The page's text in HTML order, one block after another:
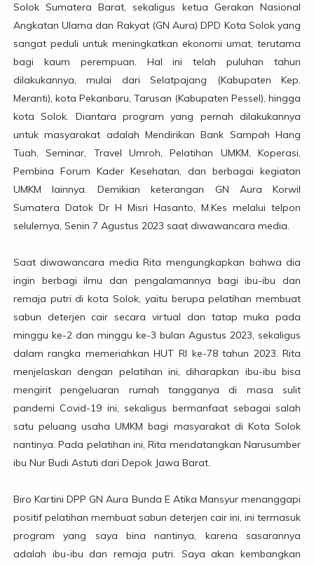
Solok Sumatera Barat, sekaligus ketua Gerakan Nasional
Angkatan Ulama dan Rakyat (GN Aura) DPD Kota Solok yang
sangat peduli untuk meningkatkan ekonomi umat, terutama
bagi kaum perempuan. Hal ini telah puluhan tahun
dilakukannya, mulai dari Selatpajang (Kabupaten Kep.
Meranti), kota Pekanbaru, Tarusan (Kabupaten Pessel), hingga
kota Solok. Diantara program yang pernah dilakukannya
untuk masyarakat adalah Mendirikan Bank Sampah Hang
Tuah, Seminar, Travel Umroh, Pelatihan UMKM, Koperasi,
Pembina Forum Kader Kesehatan, dan berbagai kegiatan
UMKM lainnya. Demikian keterangan GN Aura Korwil
Sumatera Datok Dr H Misri Hasanto, M.Kes melalui telpon
selulernya, Senin 7 Agustus 2023 saat diwawancara media.
Saat diwawancara media Rita mengungkapkan bahwa dia
ingin berbagi ilmu dan pengalamannya bagi ibu-ibu dan
remaja putri di kota Solok, yaitu berupa pelatihan membuat
sabun deterjen cair secara virtual dan tatap muka pada
minggu ke-2 dan minggu ke-3 bulan Agustus 2023, sekaligus
dalam rangka memeriahkan HUT RI ke-78 tahun 2023. Rita
menjelaskan dengan pelatihan ini, diharapkan ibu-ibu bisa
mengirit pengeluaran rumah tangganya di masa sulit
pandemi Covid-19 ini, sekaligus bermanfaat sebagai salah
satu peluang usaha UMKM bagi masyarakat di Kota Solok
nantinya. Pada pelatihan ini, Rita mendatangkan Narusumber
ibu Nur Budi Astuti dari Depok Jawa Barat.
Biro Kartini DPP GN Aura Bunda E Atika Mansyur menanggapi
positif pelatihan membuat sabun deterjen cair ini, ini termasuk
program yang saya bina nantinya, karena sasarannya
adalah ibu-ibu dan remaja putri. Saya akan kembangkan